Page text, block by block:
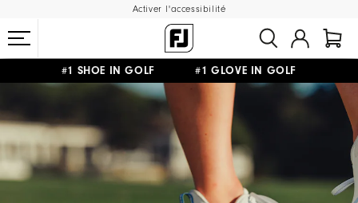
Activer l'accessibilité
#1 SHOE IN GOLF #1 GLOVE IN GOLF
LIVRAISON OFFERTEDÈS 99€+ RETOUR GRATUIT